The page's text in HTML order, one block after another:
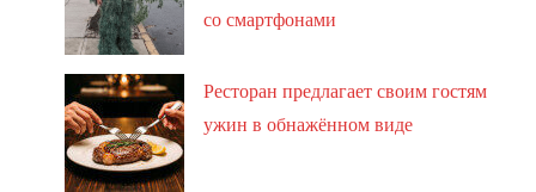
со смартфонами
Ресторан предлагает своим гостям
ужин в обнажённом виде